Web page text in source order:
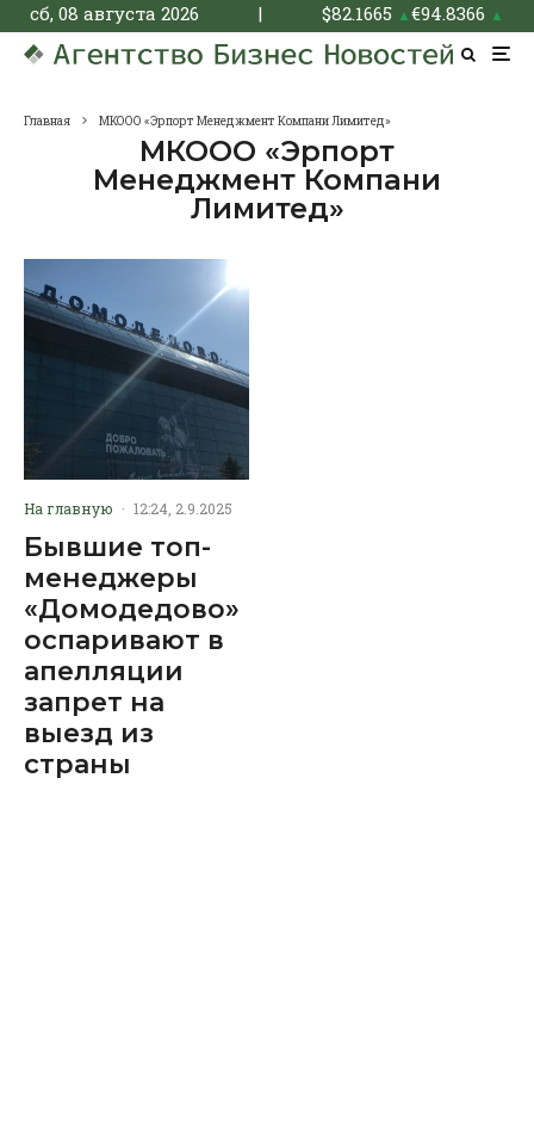
сб, 08 августа 2026 | $82.1665 ▲€94.8366 ▲
Главная МКООО «Эрпорт Менеджмент Компани Лимитед»
МКООО «Эрпорт
Менеджмент Компани
Лимитед»
На главную · 12:24, 2.9.2025
Бывшие топ-
менеджеры
«Домодедово»
оспаривают в
апелляции
запрет на
выезд из
страны